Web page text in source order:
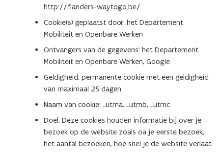
http://flanders-waytogo.be/
Cookie(s) geplaatst door: het Departement
Mobiliteit en Openbare Werken
Ontvangers van de gegevens: het Departement
Mobiliteit en Openbare Werken, Google
Geldigheid: permanente cookie met een geldigheid
van maximaal 25 dagen
Naam van cookie: _utma, _utmb, _utmc
Doel: Deze cookies houden informatie bij over je
bezoek op de website zoals oa je eerste bezoek,
het aantal bezoeken, hoe snel je de website verlaat